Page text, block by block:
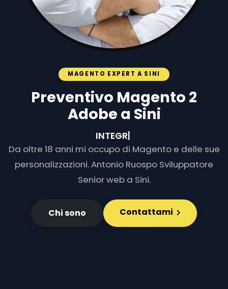
MAGENTO EXPERT A SINI
Preventivo Magento 2
Adobe a Sini
INTEGRAZIONI
Da oltre 18 anni mi occupo di Magento e delle sue
personalizzazioni. Antonio Ruospo Sviluppatore
Senior web a Sini.
Chi sono Contattami